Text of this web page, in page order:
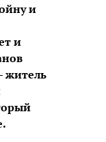
и
и
житель